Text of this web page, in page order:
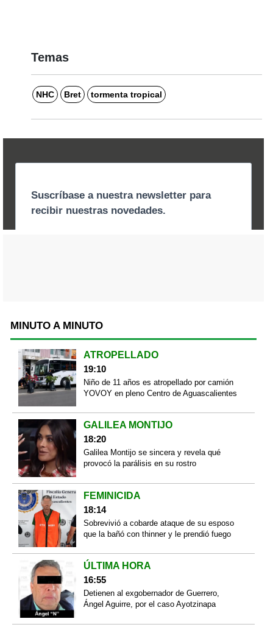
Temas
NHC Bret tormenta tropical
MINUTO A MINUTO
ATROPELLADO
19:10
Niño de 11 años es atropellado por camión
YOVOY en pleno Centro de Aguascalientes
GALILEA MONTIJO
18:20
Galilea Montijo se sincera y revela qué
provocó la parálisis en su rostro
FEMINICIDA
18:14
Sobrevivió a cobarde ataque de su esposo
que la bañó con thinner y le prendió fuego
ÚLTIMA HORA
16:55
Detienen al exgobernador de Guerrero,
Ángel Aguirre, por el caso Ayotzinapa